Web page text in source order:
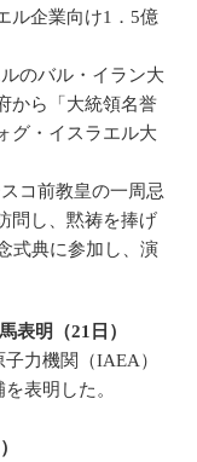
ル企業向け1．5億
のバル・イラン大
から「大統領名誉
グ・イスラエル大
コ前教皇の一周忌
問し、黙祷を捧げ
式典に参加し、演
表明（21日）
力機関（IAEA）
表明した。